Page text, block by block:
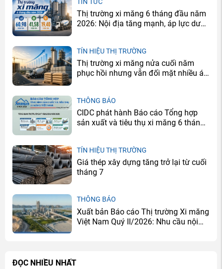
Thị trường xi măng 6 tháng đầu năm
2026: Nội địa tăng mạnh, áp lực dư
TÍN HIỆU THỊ TRƯỜNG
Thị trường xi măng nửa cuối năm
phục hồi nhưng vẫn đối mặt nhiều áp
THÔNG BÁO
CIDC phát hành Báo cáo Tổng hợp
sản xuất và tiêu thụ xi măng 6 tháng
TÍN HIỆU THỊ TRƯỜNG
Giá thép xây dựng tăng trở lại từ cuối
tháng 7
THÔNG BÁO
Xuất bản Báo cáo Thị trường Xi măng
Việt Nam Quý II/2026: Nhu cầu nội
ĐỌC NHIỀU NHẤT